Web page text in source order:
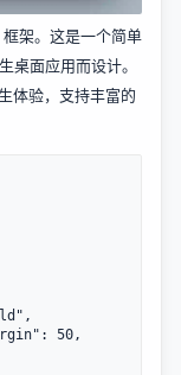
架。这是一个简单
桌面应用而设计。
体验，支持丰富的
50,